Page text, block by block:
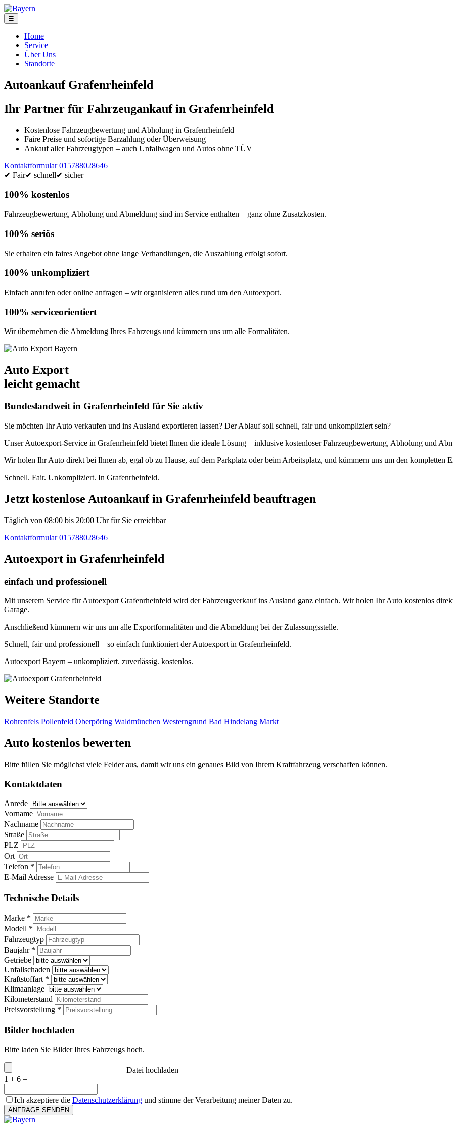
☰
Home
Service
Über Uns
Standorte
Autoankauf Grafenrheinfeld
Ihr Partner für Fahrzeugankauf in Grafenrheinfeld
Kostenlose Fahrzeugbewertung und Abholung in Grafenrheinfeld
Faire Preise und sofortige Barzahlung oder Überweisung
Ankauf aller Fahrzeugtypen – auch Unfallwagen und Autos ohne TÜV
Kontaktformular 015788028646
✔ Fair✔ schnell✔ sicher
100% kostenlos
Fahrzeugbewertung, Abholung und Abmeldung sind im Service enthalten – ganz ohne Zusatzkosten.
100% seriös
Sie erhalten ein faires Angebot ohne lange Verhandlungen, die Auszahlung erfolgt sofort.
100% unkompliziert
Einfach anrufen oder online anfragen – wir organisieren alles rund um den Autoexport.
100% serviceorientiert
Wir übernehmen die Abmeldung Ihres Fahrzeugs und kümmern uns um alle Formalitäten.
Auto Export
leicht gemacht
Bundeslandweit in Grafenrheinfeld für Sie aktiv
Sie möchten Ihr Auto verkaufen und ins Ausland exportieren lassen? Der Ablauf soll schnell, fair und unkompliziert sein?
Unser Autoexport-Service in Grafenrheinfeld bietet Ihnen die ideale Lösung – inklusive kostenloser Fahrzeugbewertung, Abholung und
Wir holen Ihr Auto direkt bei Ihnen ab, egal ob zu Hause, auf dem Parkplatz oder beim Arbeitsplatz, und kümmern uns um den kompletten
Schnell. Fair. Unkompliziert. In Grafenrheinfeld.
Jetzt kostenlose Autoankauf in Grafenrheinfeld beauftragen
Täglich von 08:00 bis 20:00 Uhr für Sie erreichbar
Kontaktformular 015788028646
Autoexport in Grafenrheinfeld
einfach und professionell
Mit unserem Service für Autoexport Grafenrheinfeld wird der Fahrzeugverkauf ins Ausland ganz einfach. Wir holen Ihr Auto kostenlos
Garage.
Anschließend kümmern wir uns um alle Exportformalitäten und die Abmeldung bei der Zulassungsstelle.
Schnell, fair und professionell – so einfach funktioniert der Autoexport in Grafenrheinfeld.
Autoexport Bayern – unkompliziert. zuverlässig. kostenlos.
Weitere Standorte
Rohrenfels Pollenfeld Oberpöring Waldmünchen Westerngrund Bad Hindelang Markt
Auto kostenlos bewerten
Bitte füllen Sie möglichst viele Felder aus, damit wir uns ein genaues Bild von Ihrem Kraftfahrzeug verschaffen können.
Kontaktdaten
Anrede
Vorname
Nachname
Straße
PLZ
Ort
Telefon *
E-Mail Adresse
Technische Details
Marke *
Modell *
Fahrzeugtyp
Baujahr *
Getriebe
Unfallschaden
Kraftstoffart *
Klimaanlage
Kilometerstand
Preisvorstellung *
Bilder hochladen
Bitte laden Sie Bilder Ihres Fahrzeugs hoch.
Datei hochladen
1 + 6 =
Ich akzeptiere die Datenschutzerklärung und stimme der Verarbeitung meiner Daten zu.
ANFRAGE SENDEN